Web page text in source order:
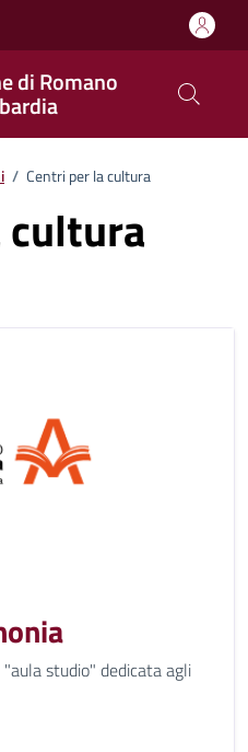
di Romano
/ Centri per la cultura
cultura
studio" dedicata agli
AD "AULA STUDIO"